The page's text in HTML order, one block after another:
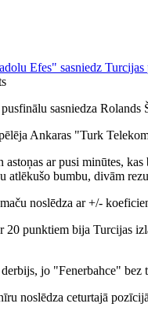
sasniedza
Ankaras "Turk
astoņas ar pusi minūtes,
bumbu, divām
noslēdza ar +/-
20 punktiem bija Turcijas
jo "Fenerbahce"
noslēdza ceturtajā